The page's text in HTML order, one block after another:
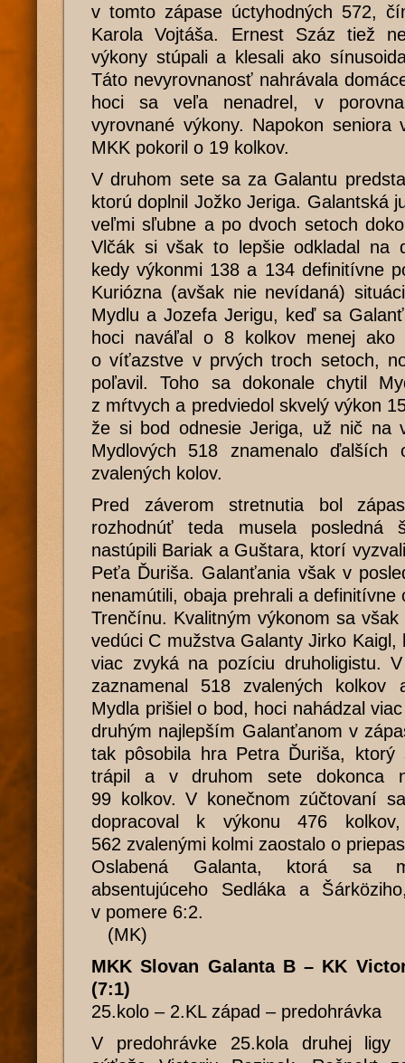
v tomto zápase úctyhodných 572,
Karola Vojtáša. Ernest Száz tiež
výkony stúpali a klesali ako
Táto nevyrovnanosť nahrávala
hoci sa veľa nenadrel, v
vyrovnané výkony. Napokon seniora
MKK pokoril o 19 kolkov.
V druhom sete sa za Galantu
ktorú doplnil Jožko Jeriga. Galantská
veľmi sľubne a po dvoch setoch
Vlčák si však to lepšie odkladal na
kedy výkonmi 138 a 134 definitívne
Kuriózna (avšak nie nevídaná)
Mydlu a Jozefa Jerigu, keď sa
hoci naváľal o 8 kolkov menej ako
o víťazstve v prvých troch setoch,
poľavil. Toho sa dokonale chytil
z mŕtvych a predviedol skvelý výkon
že si bod odnesie Jeriga, už nič na
Mydlových 518 znamenalo
zvalených kolov.
Pred záverom stretnutia bol
rozhodnúť teda musela posledná
nastúpili Bariak a Guštara, ktorí
Peťa Ďuriša. Galanťania však v
nenamútili, obaja prehrali a definitívne
Trenčínu. Kvalitným výkonom sa
vedúci C mužstva Galanty Jirko
viac zvyká na pozíciu druholigistu.
zaznamenal 518 zvalených kolkov
Mydla prišiel o bod, hoci nahádzal
druhým najlepším Galanťanom v
tak pôsobila hra Petra Ďuriša, ktorý
trápil a v druhom sete dokonca
99 kolkov. V konečnom zúčtovaní
dopracoval k výkonu 476
562 zvalenými kolmi zaostalo o
Oslabená Galanta, ktorá sa
absentujúceho Sedláka a
v pomere 6:2.
(MK)
MKK Slovan Galanta B – KK
(7:1)
25.kolo – 2.KL západ – predohrávka
V predohrávke 25.kola druhej ligy